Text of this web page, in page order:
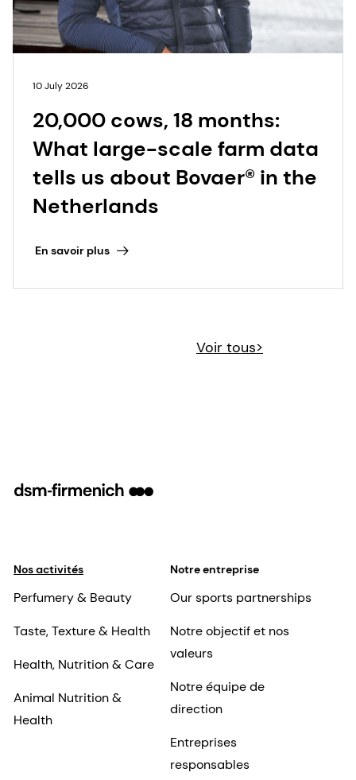
10 July 2026
20,000 cows, 18 months:
What large-scale farm data
tells us about Bovaer® in the
Netherlands
En savoir plus
Voir tous>
Nos activités
Perfumery & Beauty
Taste, Texture & Health
Health, Nutrition & Care
Animal Nutrition &
Health
Notre entreprise
Our sports partnerships
Notre objectif et nos
valeurs
Notre équipe de
direction
Entreprises
responsables